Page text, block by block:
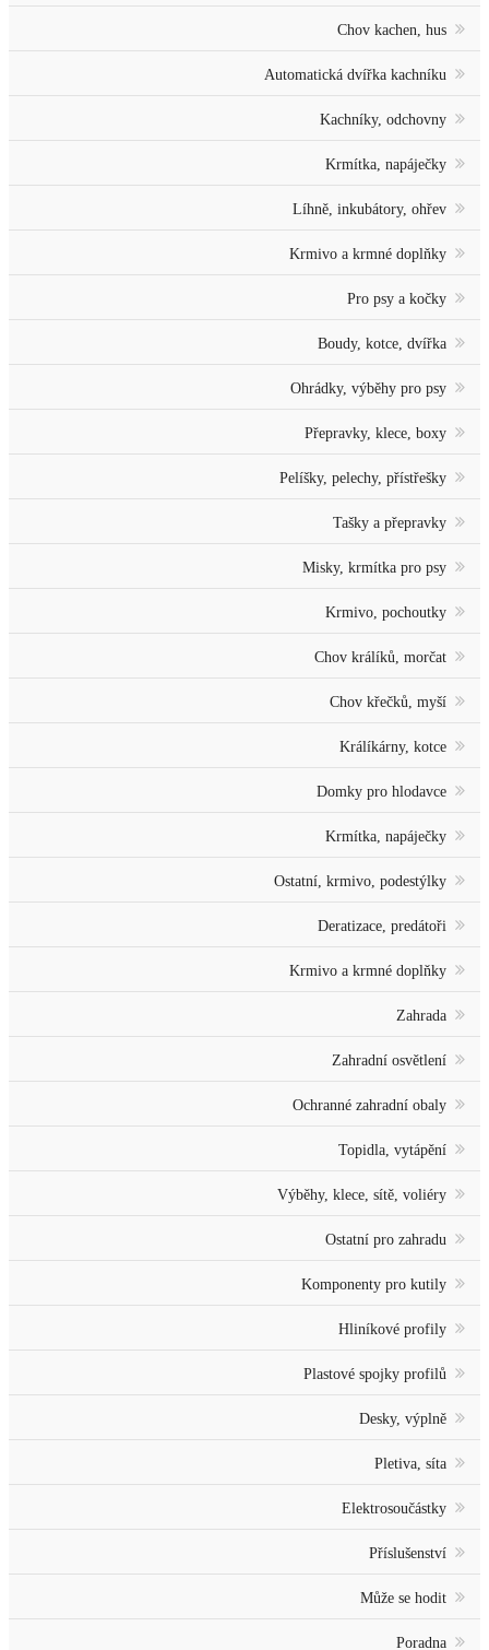
Chov kachen, hus
Automatická dvířka kachníku
Kachníky, odchovny
Krmítka, napáječky
Líhně, inkubátory, ohřev
Krmivo a krmné doplňky
Pro psy a kočky
Boudy, kotce, dvířka
Ohrádky, výběhy pro psy
Přepravky, klece, boxy
Pelíšky, pelechy, přístřešky
Tašky a přepravky
Misky, krmítka pro psy
Krmivo, pochoutky
Chov králíků, morčat
Chov křečků, myší
Králíkárny, kotce
Domky pro hlodavce
Krmítka, napáječky
Ostatní, krmivo, podestýlky
Deratizace, predátoři
Krmivo a krmné doplňky
Zahrada
Zahradní osvětlení
Ochranné zahradní obaly
Topidla, vytápění
Výběhy, klece, sítě, voliéry
Ostatní pro zahradu
Komponenty pro kutily
Hliníkové profily
Plastové spojky profilů
Desky, výplně
Pletiva, síta
Elektrosoučástky
Příslušenství
Může se hodit
Poradna